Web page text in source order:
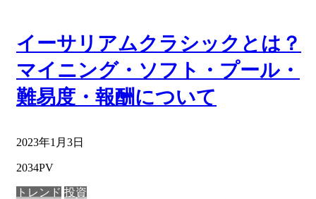
イーサリアムクラシックとは？
マイニング・ソフト・プール・
難易度・報酬について
2023年1月3日
2034PV
トレンド 投資